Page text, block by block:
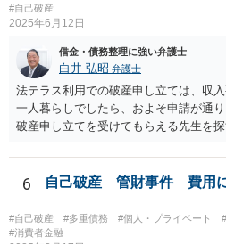
#自己破産
2025年6月12日
借金・債務整理に強い弁護士
白井 弘昭 弁護士
法テラス利用での破産申し立ては、収
一人暮らしでしたら、およそ申請が通
破産申し立てを受けてもらえる先生を
替えてくれます。申立資料がそろって
だと思いますので、収入要件を検討の
6 自己破産 管財事件 費用
#自己破産 #多重債務 #個人・プライベート
#消費者金融